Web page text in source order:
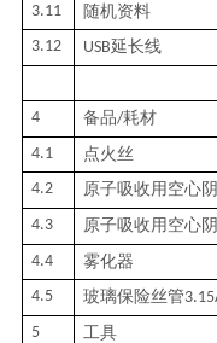
3.11
随机资料
3.12
USB延长线
4 备品/耗材
4.1
点火丝
4.2
原子吸收用空心阴
4.3
原子吸收用空心阴
4.4
雾化器
4.5
玻璃保险丝管
5
工具